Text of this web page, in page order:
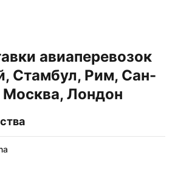
авиаперевозок
Стамбул, Рим, Сан-
Лондон